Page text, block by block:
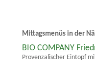
Mittagsmenüs in der
BIO COMPANY
Provenzalischer Eintopf